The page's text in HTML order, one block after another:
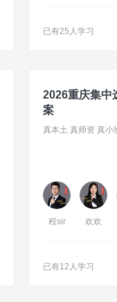
已有25人学习
2026重庆集中
案
真本土 真师资 真小
程sir 欢欢
已有12人学习